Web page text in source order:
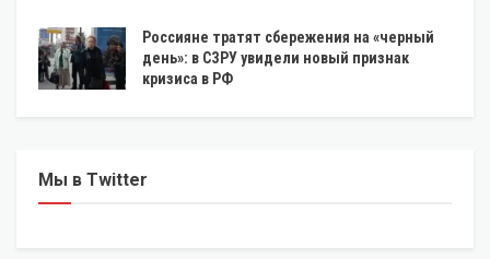
Россияне тратят сбережения на «черный
день»: в СЗРУ увидели новый признак
кризиса в РФ
Мы в Twitter